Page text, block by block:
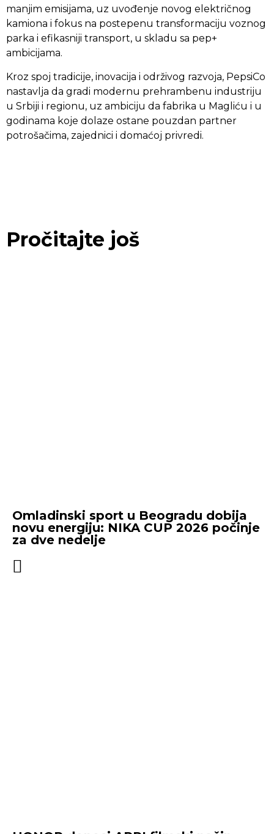
manjim emisijama, uz uvođenje novog električnog
kamiona i fokus na postepenu transformaciju voznog
parka i efikasniji transport, u skladu sa pep+
ambicijama.
Kroz spoj tradicije, inovacija i održivog razvoja, PepsiCo
nastavlja da gradi modernu prehrambenu industriju
u Srbiji i regionu, uz ambiciju da fabrika u Magliću i u
godinama koje dolaze ostane pouzdan partner
potrošačima, zajednici i domaćoj privredi.
Pročitajte još
Omladinski sport u Beogradu dobija
novu energiju: NIKA CUP 2026 počinje
za dve nedelje